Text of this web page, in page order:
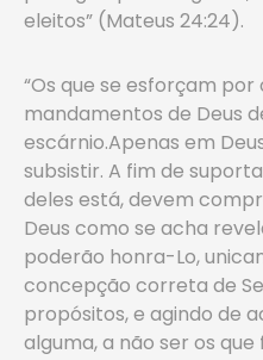
eleitos” (Mateus 24:24).
“Os que se esforçam
mandamentos de Deus
escárnio.Apenas em
subsistir. A fim de
deles está, devem
Deus como se acha
poderão honra-Lo,
concepção correta de
propósitos, e agindo de
alguma, a não ser os